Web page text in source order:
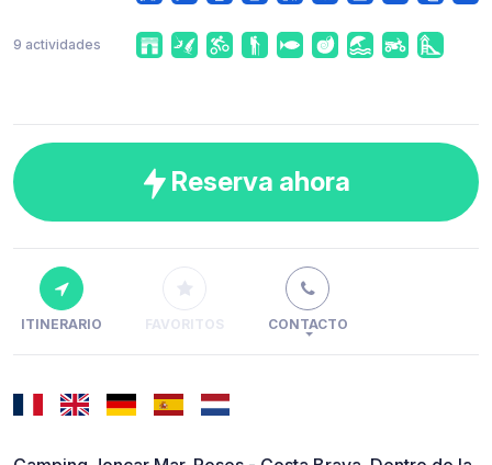
9 actividades
Reserva ahora
ITINERARIO FAVORITOS CONTACTO